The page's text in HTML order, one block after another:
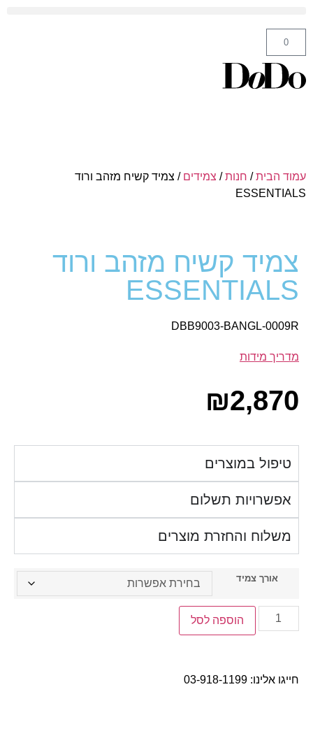
0
עמוד הבית/ חנות/ צמידים / צמיד קשיח מזהב ורוד
ESSENTIALS
צמיד קשיח מזהב ורוד
ESSENTIALS
DBB9003-BANGL-0009R
מדריך מידות
₪2,870
טיפול במוצרים
אפשרויות תשלום
משלוח והחזרת מוצרים
אורך צמיד
הוספה לסל
חייגו אלינו: 03-918-1199